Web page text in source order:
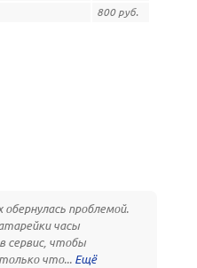
800 руб.
проблемой.
часы
сервис, чтобы
что...